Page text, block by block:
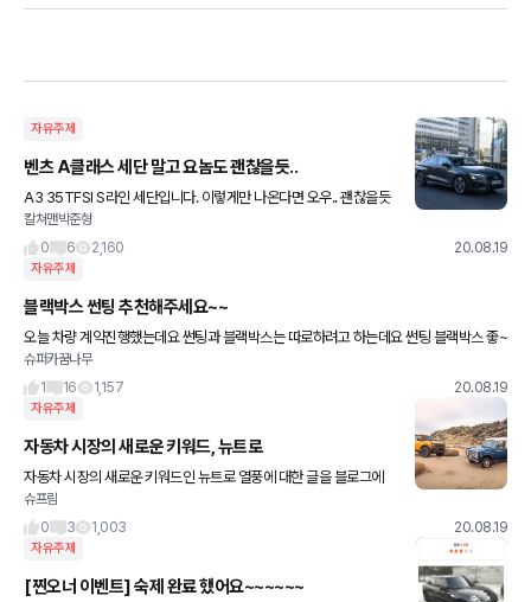
자유주제
벤츠 A클래스 세단 말고 요놈도 괜찮을듯..
A3 35TFSI S라인 세단입니다. 이렇게만 나온다면 오우.. 괜찮을듯
ㅎㅎ 1시리즈는 디젤만 나오고 A클래스는 옵션이 다소 비약해서 옵
칼쳐맨박준형
0
6 2,160 20.08.19
자유주제
블랙박스 썬팅 추천해주세요~~
오늘 차량 계약진행했는데요 썬팅과 블랙박스는 따로하려고 하는데요 썬팅 블랙박스 좋~
은걸로 추천 부탁드립니다~~^^
슈퍼카꿈나무
1
16 1,157 20.08.19
자유주제
자동차 시장의 새로운 키워드, 뉴트로
자동차 시장의 새로운 키워드인 뉴트로 열풍에 대한 글을 블로그에
썼습니다. 물론 여기에 지프가 공개한 새로운 SUV의 티저도 언급되
슈프림
0
3 1,003 20.08.19
자유주제
[찐오너 이벤트] 숙제 완료 했어요~~~~~~